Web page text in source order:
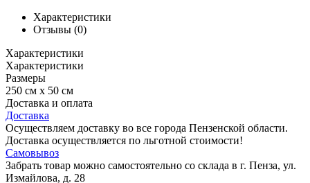
Характеристики
Отзывы (0)
Характеристики
Характеристики
Размеры
250 см х 50 см
Доставка и оплата
Доставка
Осуществляем доставку во все города Пензенской области.
Доставка осуществляется по льготной стоимости!
Самовывоз
Забрать товар можно самостоятельно со склада в г. Пенза, ул.
Измайлова, д. 28